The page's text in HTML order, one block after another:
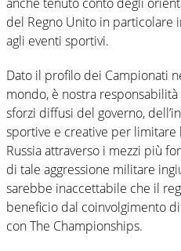
anche tenuto conto degli
del Regno Unito in particolare
agli eventi sportivi.
Dato il profilo dei Campionati
mondo, è nostra
sforzi diffusi del governo,
sportive e creative per limitare
Russia attraverso i mezzi più
di tale aggressione militare
sarebbe inaccettabile che il
beneficio dal coinvolgimento
con The Championships.